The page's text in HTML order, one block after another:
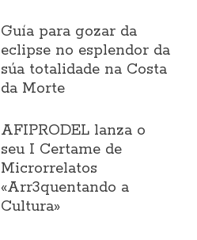
Guía para gozar da
eclipse no esplendor da
súa totalidade na Costa
da Morte
AFIPRODEL lanza o
seu I Certame de
Microrrelatos
«Arr3quentando a
Cultura»